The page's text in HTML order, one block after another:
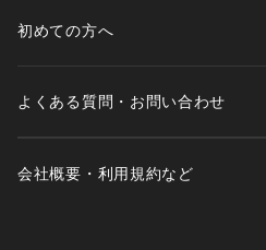
初めての方へ
よくある質問・お問い合わせ
会社概要・利用規約など